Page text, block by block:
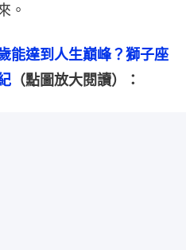
。
能達到人生巔峰？獅子座
（點圖放大閱讀）：